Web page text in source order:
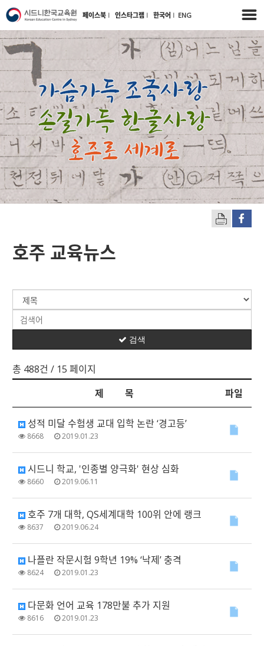
페이스북 l 인스타그램 l 한국어 l ENG
호주 교육뉴스
총 488건 / 15 페이지
검색
제 목 파일
성적 미달 수험생 교대 입학 논란 ‘경고등’
8668 2019.01.23
시드니 학교, '인종별 양극화' 현상 심화
8660 2019.06.11
호주 7개 대학, QS세계대학 100위 안에 랭크
8637 2019.06.24
나플란 작문시험 9학년 19% ‘낙제’ 충격
8624 2019.01.23
다문화 언어 교육 178만불 추가 지원
8616 2019.01.23